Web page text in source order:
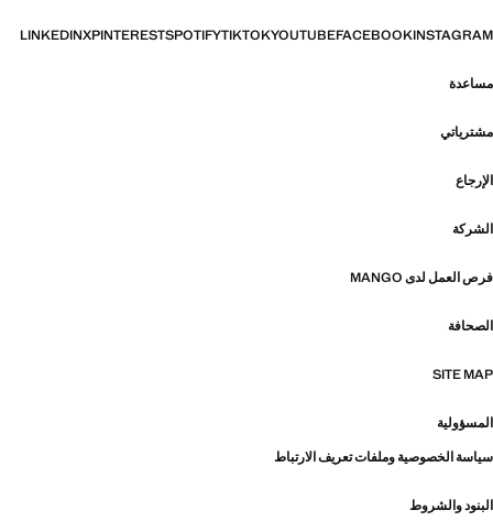
INSTAGRAM
FACEBOOK
YOUTUBE
TIKTOK
SPOTIFY
PINTEREST
X
LINKEDIN
مساعدة
مشترياتي
الإرجاع
الشركة
فرص العمل لدى MANGO
الصحافة
SITE MAP
المسؤولية
سياسة الخصوصية وملفات تعريف الارتباط
البنود والشروط